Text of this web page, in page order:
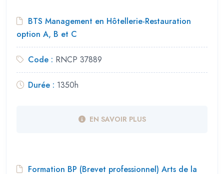
BTS Management en Hôtellerie-Restauration
option A, B et C
Code : RNCP 37889
Durée : 1350h
EN SAVOIR PLUS
Formation BP (Brevet professionnel) Arts de la